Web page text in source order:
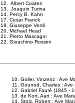
12. Albert Coates
13. Joaquin Turina
14. Percy B. Kahn
17. Cesar Franck
18. Giuseppe Verdi
20. Michael Head
21. Pietro Mascagni
22. Gioachino Rossini
Goller, Vinzenz : Ave
Gounod, Charles : Ave
Gabriel Fauré (1845 -
de Kort, Aart : Ave
Stolz, Robert : Ave